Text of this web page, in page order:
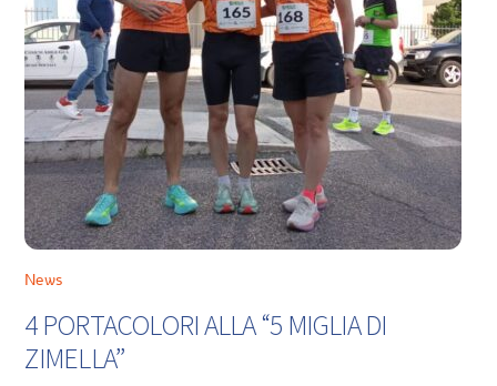
News
4 PORTACOLORI ALLA “5 MIGLIA DI
ZIMELLA”